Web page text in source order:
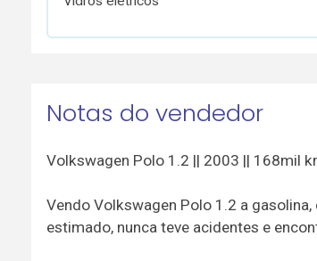
Notas do vendedor
Volkswagen Polo 1.2 || 2003 || 168mil
Vendo Volkswagen Polo 1.2 a
estimado, nunca teve acidentes e